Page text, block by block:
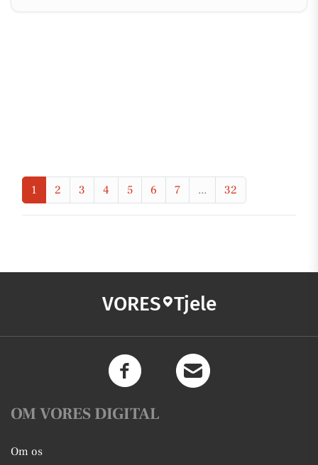
1 2 3 4 5 6 7 ... 32
VORES Tjele
OM VORES DIGITAL
Om os